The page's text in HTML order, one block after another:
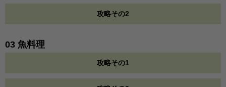
攻略その2
03 魚料理
攻略その1